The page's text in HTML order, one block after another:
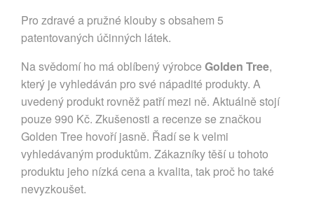
Pro zdravé a pružné klouby s obsahem 5
patentovaných účinných látek.
Na svědomí ho má oblíbený výrobce Golden Tree,
který je vyhledáván pro své nápadité produkty. A
uvedený produkt rovněž patří mezi ně. Aktuálně stojí
pouze 990 Kč. Zkušenosti a recenze se značkou
Golden Tree hovoří jasně. Řadí se k velmi
vyhledávaným produktům. Zákazníky těší u tohoto
produktu jeho nízká cena a kvalita, tak proč ho také
nevyzkoušet.